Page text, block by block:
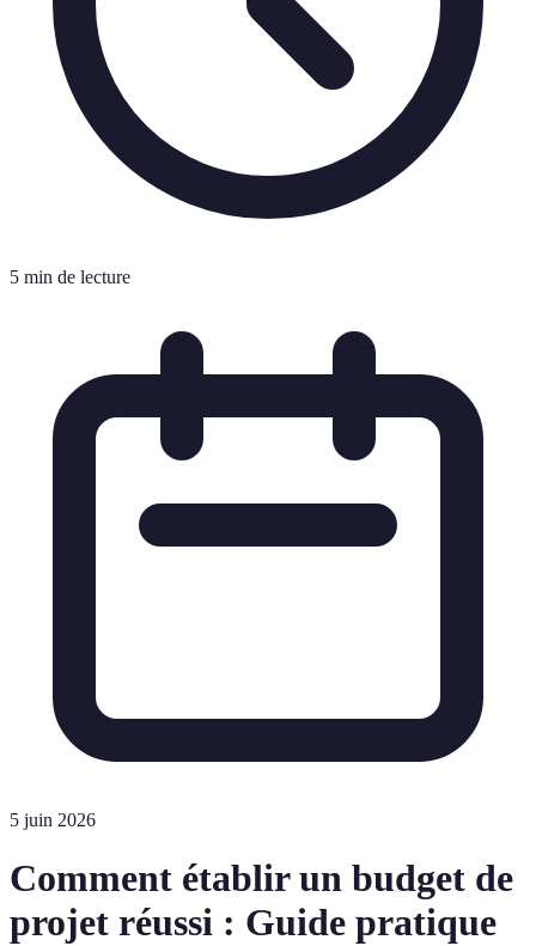
5 min de lecture
5 juin 2026
Comment établir un budget de
projet réussi : Guide pratique